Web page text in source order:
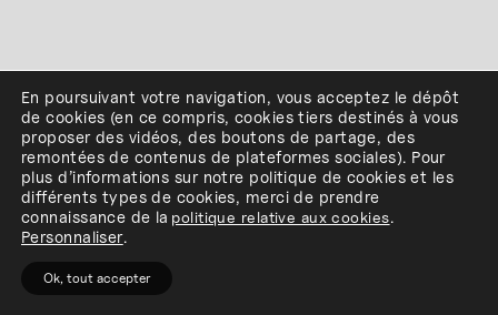
En poursuivant votre navigation, vous acceptez le dépôt
de cookies (en ce compris, cookiestiers destinés à vous
proposer des vidéos, des boutons de partage, des
remontées de contenus de plateformes sociales). Pour
plus d’informations sur notre politique de cookies et les
différents types de cookies, merci de prendre
connaissance de la politique relative aux cookies.
Personnaliser.
Ok, tout accepter